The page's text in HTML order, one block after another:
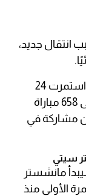
انتقال جديد،
وأسدل اللاعب الإنجليزي الستار على رحلة استمرت 24
موسمًا في الدوري الممتاز، بعدما وصل إلى 658 مباراة
مشاركة في
سيتي
مانشستر
الأولى منذ